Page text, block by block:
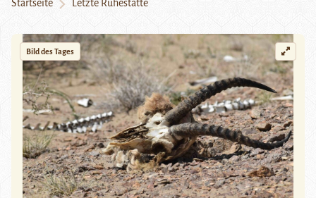
Startseite Letzte Ruhestätte
Bild des Tages